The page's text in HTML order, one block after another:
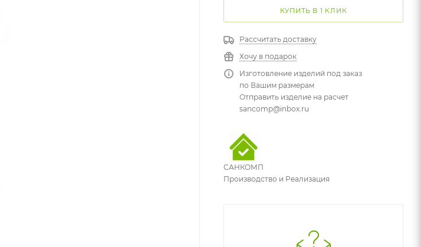
КУПИТЬ В 1 КЛИК
Рассчитать доставку
Хочу в подарок
Изготовление изделий под заказ
по Вашим размерам
Отправить изделие на расчет
sancomp@inbox.ru
САНКОМП
Производство и Реализация